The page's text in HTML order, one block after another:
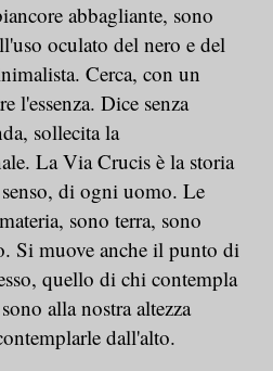
abbagliante, sono
oculato del nero e del
Cerca, con un
l'essenza. Dice senza
sollecita la
La Via Crucis è la storia
di ogni uomo. Le
sono terra, sono
Si muove anche il punto di
quello di chi contempla
alla nostra altezza
dall'alto.